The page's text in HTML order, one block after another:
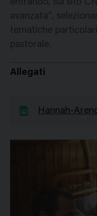
entrando, sul sito
avanzata”,
tematiche
pastorale.
Allegati
Hannah-